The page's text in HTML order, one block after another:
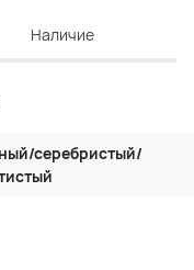
Наличие
серебристый/